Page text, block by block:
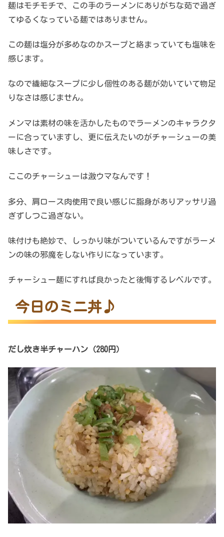
麺はモチモチで、この手のラーメンにありがちな茹で過ぎ
てゆるくなっている麺ではありません。
この麺は塩分が多めなのかスープと絡まっていても塩味を
感じます。
なので繊細なスープに少し個性のある麺が効いていて物足
りなさは感じません。
メンマは素材の味を活かしたものでラーメンのキャラクタ
ーに合っていますし、更に伝えたいのがチャーシューの美
味しさです。
ここのチャーシューは激ウマなんです！
多分、肩ロース肉使用で良い感じに脂身がありアッサリ過
ぎずしつこ過ぎない。
味付けも絶妙で、しっかり味がついているんですがラーメ
ンの味の邪魔をしない作りになっています。
チャーシュー麺にすれば良かったと後悔するレベルです。
今日のミニ丼♪
だし炊き半チャーハン（280円）